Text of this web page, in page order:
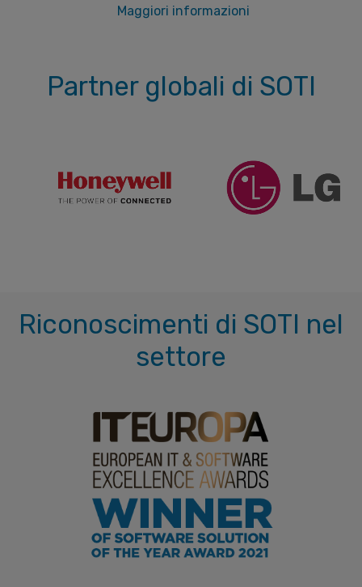
Maggiori informazioni
Partner globali di SOTI
Riconoscimenti di SOTI nel
settore